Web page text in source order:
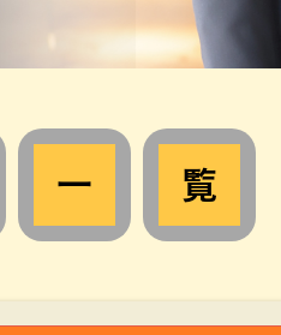
一 覧